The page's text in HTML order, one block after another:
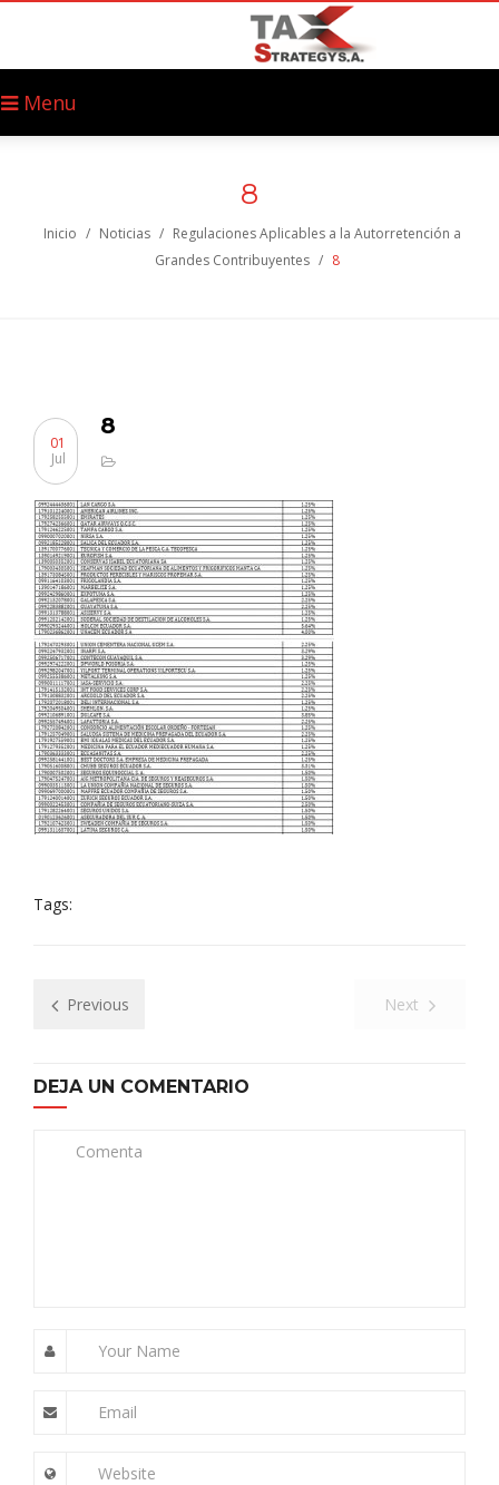
Menu
8
Inicio / Noticias / Regulaciones Aplicables a la Autorretención a
Grandes Contribuyentes / 8
8
01
Jul
Tags:
Previous Next
DEJA UN COMENTARIO
Comenta
Your Name
Email
Website